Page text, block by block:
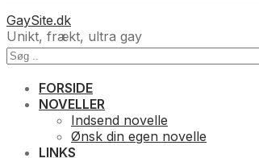
GaySite.dk
Unikt, frækt, ultra gay
FORSIDE
NOVELLER
Indsend novelle
Ønsk din egen novelle
LINKS